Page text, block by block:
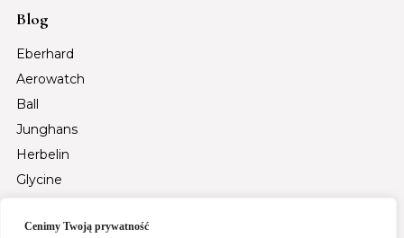
Cenimy Twoją prywatność
Blog
Eberhard
Aerowatch
Ball
Junghans
Herbelin
Glycine
Tsar Bomba